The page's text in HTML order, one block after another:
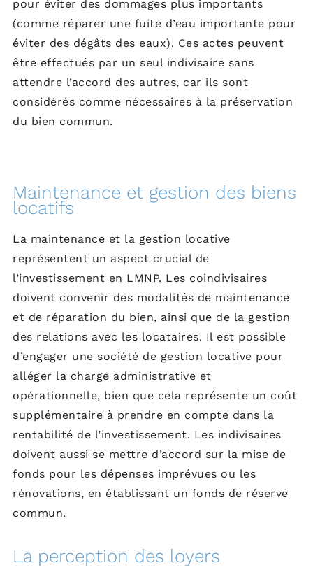
pour éviter des dommages plus importants
(comme réparer une fuite d’eau importante pour
éviter des dégâts des eaux). Ces actes peuvent
être effectués par un seul indivisaire sans
attendre l’accord des autres, car ils sont
considérés comme nécessaires à la préservation
du bien commun.
Maintenance et gestion des biens
locatifs
La maintenance et la gestion locative
représentent un aspect crucial de
l’investissement en LMNP. Les coindivisaires
doivent convenir des modalités de maintenance
et de réparation du bien, ainsi que de la gestion
des relations avec les locataires. Il est possible
d’engager une société de gestion locative pour
alléger la charge administrative et
opérationnelle, bien que cela représente un coût
supplémentaire à prendre en compte dans la
rentabilité de l’investissement. Les indivisaires
doivent aussi se mettre d’accord sur la mise de
fonds pour les dépenses imprévues ou les
rénovations, en établissant un fonds de réserve
commun.
La perception des loyers